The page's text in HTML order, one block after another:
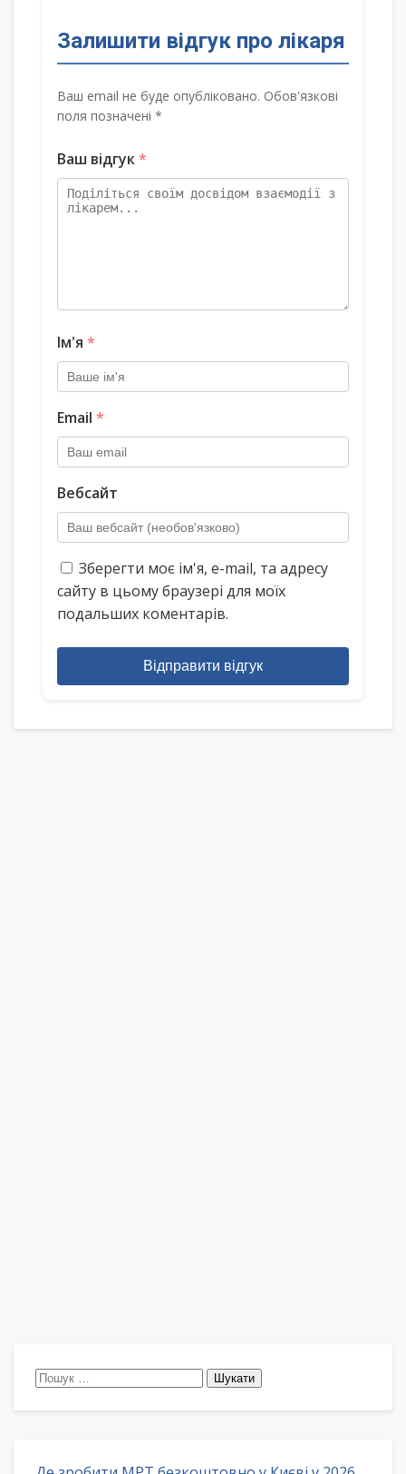
Залишити відгук про лікаря
Ваш email не буде опубліковано. Обов'язкові
поля позначені *
Ваш відгук*
Ім'я *
Email *
Вебсайт
Зберегти моє ім'я, e-mail, та адресу
сайту в цьому браузері для моїх
подальших коментарів.
Відправити відгук
Пошук: